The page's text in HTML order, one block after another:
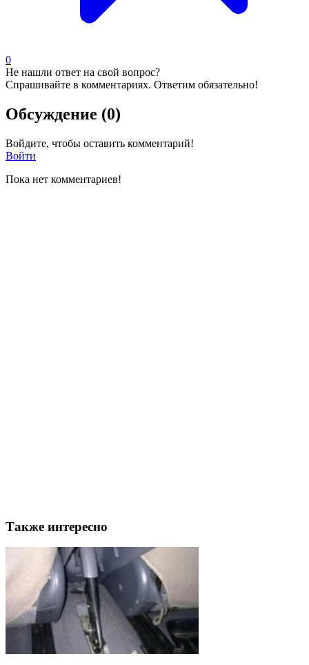
0
Не нашли ответ на свой вопрос?
Спрашивайте в комментариях. Ответим обязательно!
Обсуждение (0)
Войдите, чтобы оставить комментарий!
Войти
Пока нет комментариев!
Также интересно